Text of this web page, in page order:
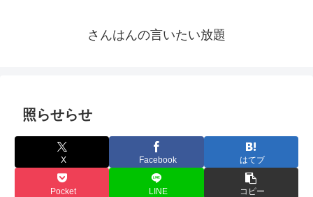
さんはんの言いたい放題
照らせらせ
X Facebook はてブ
Pocket LINE コピー